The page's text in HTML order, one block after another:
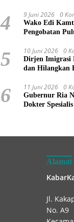
4 9 Juni 2026 0
Wako Edi
Pengobatan
5 10 Juni 2026 0
Dirjen Imigrasi
dan Hilangkan
6 11 Juni 2026 0
Gubernur Ria
Dokter
Alamat
Jl.
No. A9